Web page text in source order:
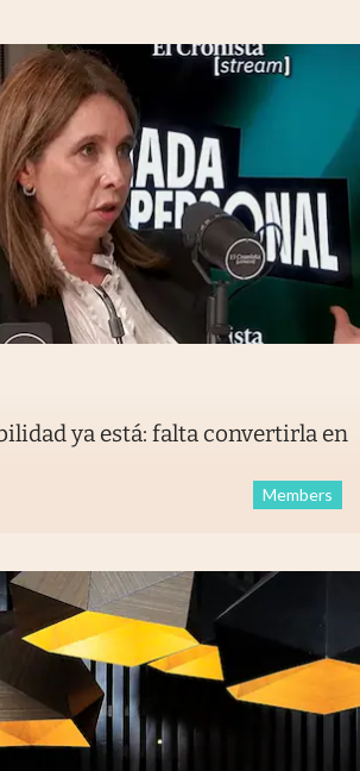
ya está: falta convertirla en
Members